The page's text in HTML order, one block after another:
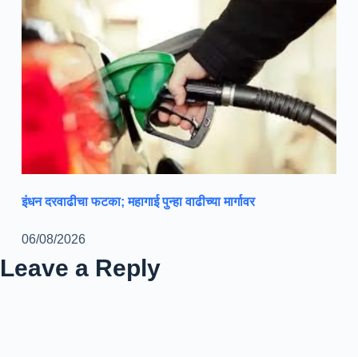
इंधन दरवाढीचा फटका; महागाई पुन्हा वाढीच्या मार्गावर
06/08/2026
Leave a Reply